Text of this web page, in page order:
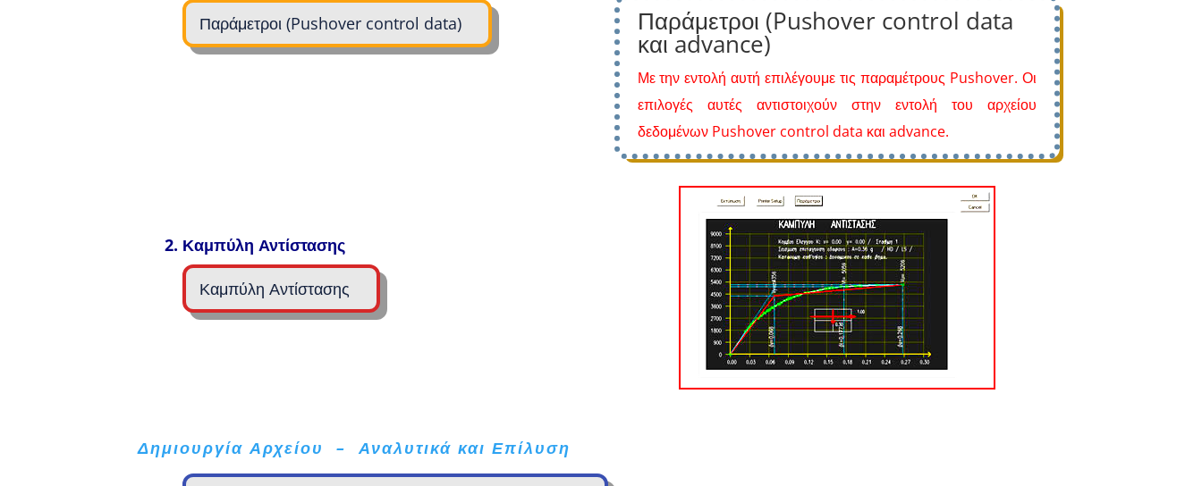
Παράμετροι (Pushover control data)
2. Καμπύλη Αντίστασης
Καμπύλη Αντίστασης
Δημιουργία Αρχείου – Αναλυτικά και Επίλυση
Παράμετροι (Pushover control data
και advance)
Με την εντολή αυτή επιλέγουμε τις παραμέτρους Pushover. Οι
επιλογές αυτές αντιστοιχούν στην εντολή του αρχείου
δεδομένων Pushover control data και advance.